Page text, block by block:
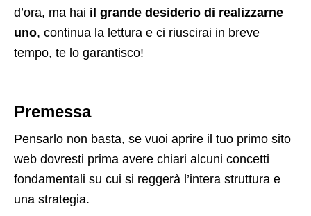
d’ora, ma hai il grande desiderio di realizzarne
uno, continua la lettura e ci riuscirai in breve
tempo, te lo garantisco!
Premessa
Pensarlo non basta, se vuoi aprire il tuo primo sito
web dovresti prima avere chiari alcuni concetti
fondamentali su cui si reggerà l’intera struttura e
una strategia.